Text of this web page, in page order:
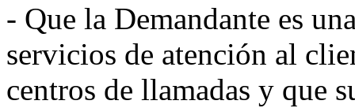
- Que la Demandante es
servicios de atención al
centros de llamadas y que